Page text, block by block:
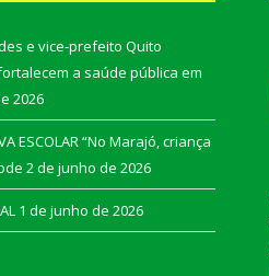
e vice-prefeito Quito
a saúde pública em
2026
ESCOLAR “No Marajó, criança
2 de junho de 2026
1 de junho de 2026